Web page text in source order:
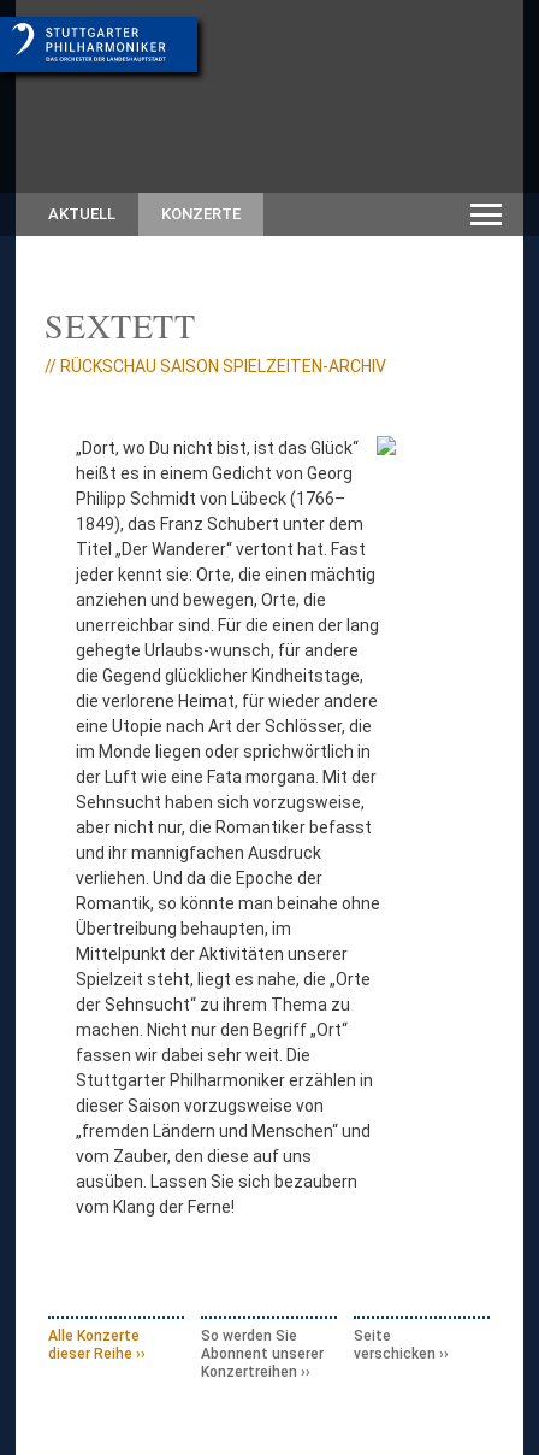
AKTUELL KONZERTE
SEXTETT
// RÜCKSCHAU SAISON SPIELZEITEN-ARCHIV
„Dort, wo Du nicht bist, ist das Glück“
heißt es in einem Gedicht von Georg
Philipp Schmidt von Lübeck (1766–
1849), das Franz Schubert unter dem
Titel „Der Wanderer“ vertont hat. Fast
jeder kennt sie: Orte, die einen mächtig
anziehen und bewegen, Orte, die
unerreichbar sind. Für die einen der lang
gehegte Urlaubs-wunsch, für andere
die Gegend glücklicher Kindheitstage,
die verlorene Heimat, für wieder andere
eine Utopie nach Art der Schlösser, die
im Monde liegen oder sprichwörtlich in
der Luft wie eine Fata morgana. Mit der
Sehnsucht haben sich vorzugsweise,
aber nicht nur, die Romantiker befasst
und ihr mannigfachen Ausdruck
verliehen. Und da die Epoche der
Romantik, so könnte man beinahe ohne
Übertreibung behaupten, im
Mittelpunkt der Aktivitäten unserer
Spielzeit steht, liegt es nahe, die „Orte
der Sehnsucht“ zu ihrem Thema zu
machen. Nicht nur den Begriff „Ort“
fassen wir dabei sehr weit. Die
Stuttgarter Philharmoniker erzählen in
dieser Saison vorzugsweise von
„fremden Ländern und Menschen“ und
vom Zauber, den diese auf uns
ausüben. Lassen Sie sich bezaubern
vom Klang der Ferne!
Alle Konzerte
dieser Reihe
So werden Sie
Abonnent unserer
Konzertreihen
Seite
verschicken